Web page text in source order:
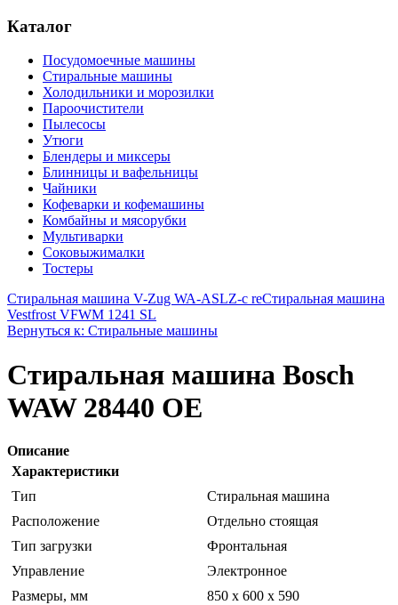
Каталог
Посудомоечные машины
Стиральные машины
Холодильники и морозилки
Пароочистители
Пылесосы
Утюги
Блендеры и миксеры
Блинницы и вафельницы
Чайники
Кофеварки и кофемашины
Комбайны и мясорубки
Мультиварки
Соковыжималки
Тостеры
Стиральная машина V-Zug WA-ASLZ-c reСтиральная машина
Vestfrost VFWM 1241 SL
Вернуться к: Стиральные машины
Стиральная машина Bosch
WAW 28440 OE
Описание
Характеристики
Тип
Стиральная машина
Расположение
Отдельно стоящая
Тип загрузки
Фронтальная
Управление
Электронное
Размеры, мм
850 x 600 x 590